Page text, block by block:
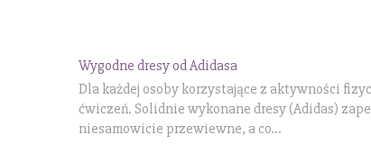
Wygodne dresy od Adidasa
Dla każdej osoby korzystające z aktywności
ćwiczeń. Solidnie wykonane dresy (Adidas)
niesamowicie przewiewne, a co...